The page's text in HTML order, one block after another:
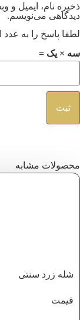
ذخیره نام، ایمیل و
دیدگاهی می‌نویسم.
لطفا پاسخ را به عدد
سه × یک =
محصولات مشابه
شله زرد سنتی
قیمت